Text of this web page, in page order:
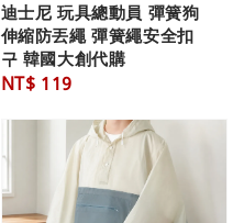
迪士尼 玩具總動員 彈簧狗
伸縮防丟繩 彈簧繩安全扣
구 韓國大創代購
Regular
NT$ 119